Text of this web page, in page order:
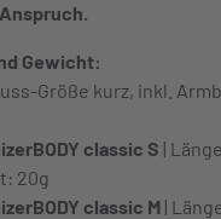
Gewicht:
Größe kurz, inkl.
classic S |
20g
classic M |